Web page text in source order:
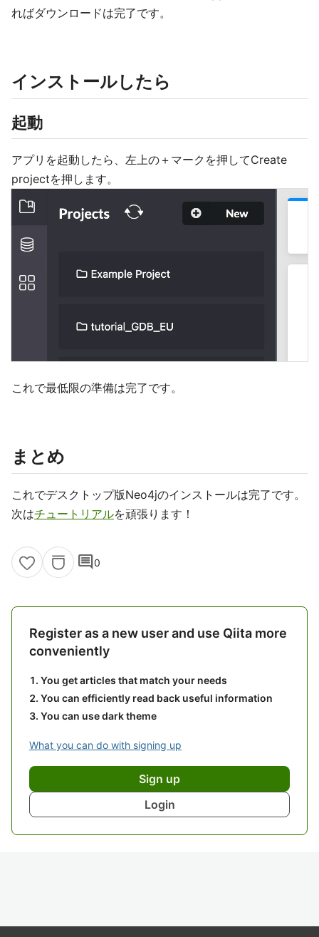
ればダウンロードは完了です。
インストールしたら
起動
アプリを起動したら、左上の＋マークを押してCreate
projectを押します。
これで最低限の準備は完了です。
まとめ
これでデスクトップ版Neo4jのインストールは完了です。
次はチュートリアルを頑張ります！
comment0
Register as a new user and use Qiita more
conveniently
You get articles that match your needs
You can efficiently read back useful information
You can use dark theme
What you can do with signing up
Sign up
Login